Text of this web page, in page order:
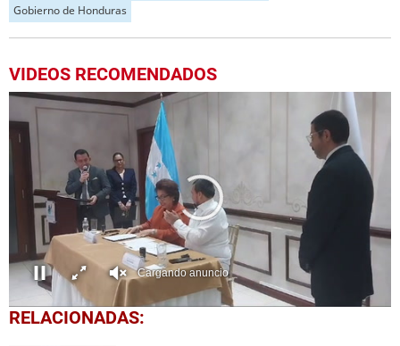
Gobierno de Honduras
VIDEOS RECOMENDADOS
0
seconds
RELACIONADAS: